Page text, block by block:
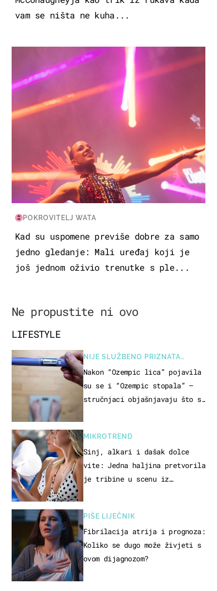
vam se ništa ne kuha...
KULTURA & ZABAVA
POKROVITELJ WATA
Kad su uspomene previše dobre za samo
jedno gledanje: Mali uređaj koji je
još jednom oživio trenutke s ple...
Ne propustite ni ovo
LIFESTYLE
NIJE SLUŽBENO PRIZNATA
NUSPOJAVA, ALI ...
Nakon “Ozempic lica” pojavila
su se i “Ozempic stopala” –
stručnjaci objašnjavaju što se
MIKROTREND
Sinj, alkari i dašak dolce
vite: Jedna haljina pretvorila
je tribine u scenu iz
PIŠE LIJEČNIK
Fibrilacija atrija i prognoza:
Koliko se dugo može živjeti s
ovom dijagnozom?